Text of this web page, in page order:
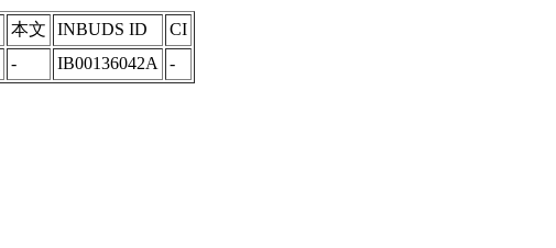
本文 INBUDS ID
CI
- IB00136042A -